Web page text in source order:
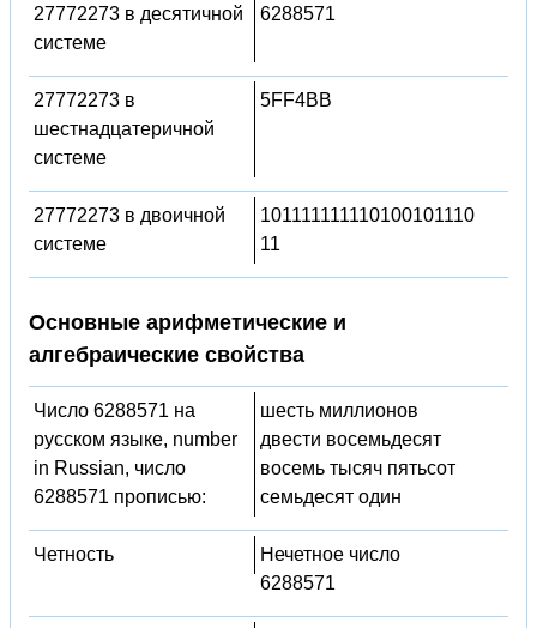
27772273 в десятичной
системе
6288571
27772273 в
шестнадцатеричной
системе
5FF4BB
27772273 в двоичной
системе
101111111110100101110
11
Основные арифметические и
алгебраические свойства
Число 6288571 на
русском языке, number
in Russian, число
6288571 прописью:
шесть миллионов
двести восемьдесят
восемь тысяч пятьсот
семьдесят один
Четность
Нечетное число
6288571